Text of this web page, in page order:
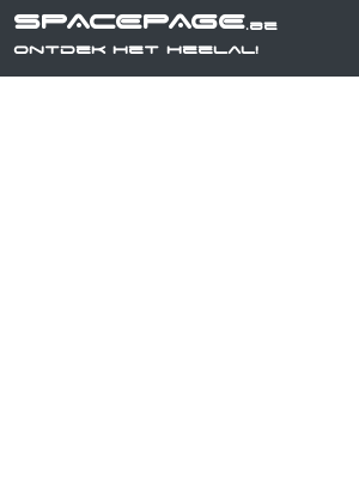
SPACEPAGE.be
Ontdek het heelal!